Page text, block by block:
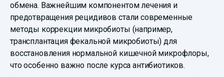
обмена. Важнейшим компонентом лечения и
предотвращения рецидивов стали современные
методы коррекции микробиоты (например,
трансплантация фекальной микробиоты) для
восстановления нормальной кишечной микрофлоры,
что особенно важно после курса антибиотиков.